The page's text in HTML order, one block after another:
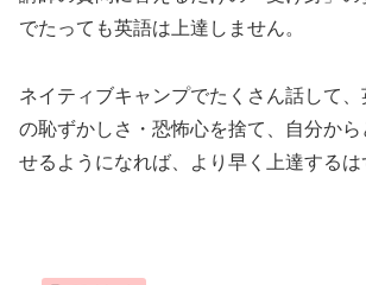
でたっても英語は上達しません。
ネイティブキャンプでたくさん話して
の恥ずかしさ・恐怖心を捨て、自分か
せるようになれば、より早く上達するは